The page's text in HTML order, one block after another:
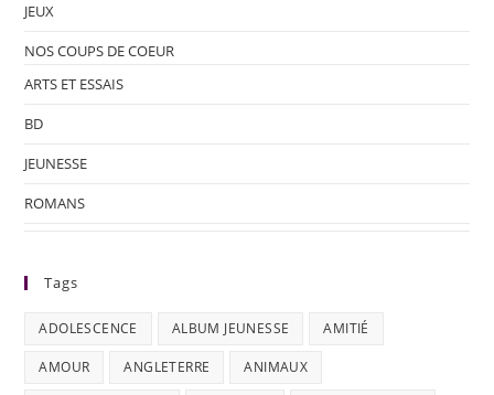
JEUX
NOS COUPS DE COEUR
ARTS ET ESSAIS
BD
JEUNESSE
ROMANS
Tags
ADOLESCENCE ALBUM JEUNESSE AMITIÉ
AMOUR ANGLETERRE ANIMAUX